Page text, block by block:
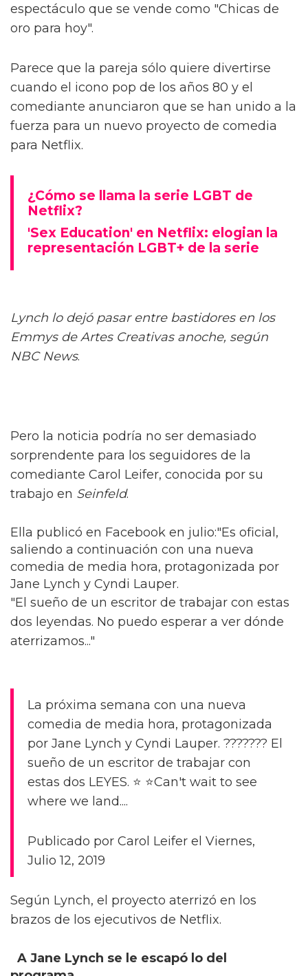
espectáculo que se vende como "Chicas de
oro para hoy".
Parece que la pareja sólo quiere divertirse
cuando el icono pop de los años 80 y el
comediante anunciaron que se han unido a la
fuerza para un nuevo proyecto de comedia
para Netflix.
¿Cómo se llama la serie LGBT de
Netflix?
'Sex Education' en Netflix: elogian la
representación LGBT+ de la serie
Lynch lo dejó pasar entre bastidores en los
Emmys de Artes Creativas anoche, según
NBC News.
Pero la noticia podría no ser demasiado
sorprendente para los seguidores de la
comediante Carol Leifer, conocida por su
trabajo en Seinfeld.
Ella publicó en Facebook en julio:"Es oficial,
saliendo a continuación con una nueva
comedia de media hora, protagonizada por
Jane Lynch y Cyndi Lauper.
"El sueño de un escritor de trabajar con estas
dos leyendas. No puedo esperar a ver dónde
aterrizamos..."
La próxima semana con una nueva
comedia de media hora, protagonizada
por Jane Lynch y Cyndi Lauper. ??????? El
sueño de un escritor de trabajar con
estas dos LEYES. ⭐️ ⭐️Can't wait to see
where we land....
Publicado por Carol Leifer el Viernes,
Julio 12, 2019
Según Lynch, el proyecto aterrizó en los
brazos de los ejecutivos de Netflix.
A Jane Lynch se le escapó lo del